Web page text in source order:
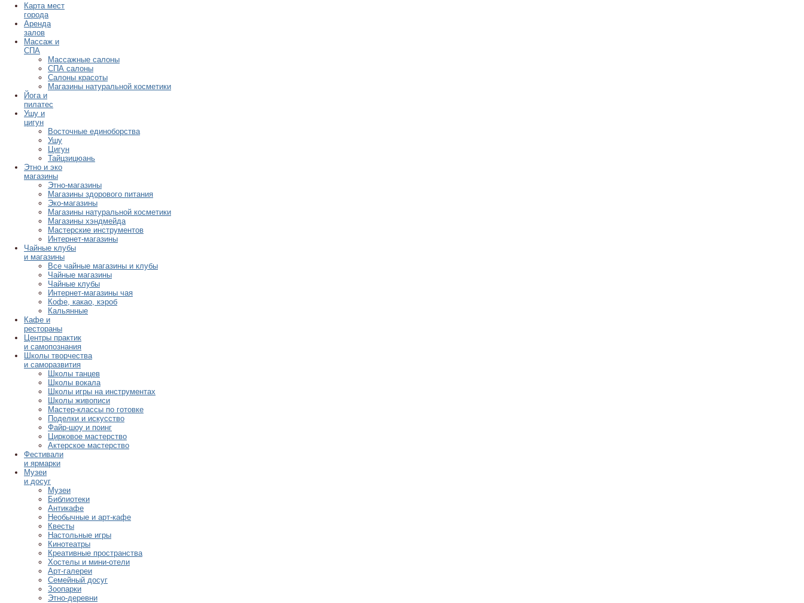
Карта мест
города
Аренда
залов
Массаж и
СПА
Массажные салоны
СПА салоны
Салоны красоты
Магазины натуральной косметики
Йога и
пилатес
Ушу и
цигун
Восточные единоборства
Ушу
Цигун
Тайцзицюань
Этно и эко
магазины
Этно-магазины
Магазины здорового питания
Эко-магазины
Магазины натуральной косметики
Магазины хэндмейда
Мастерские инструментов
Интернет-магазины
Чайные клубы
и магазины
Все чайные магазины и клубы
Чайные магазины
Чайные клубы
Интернет-магазины чая
Кофе, какао, кэроб
Кальянные
Кафе и
рестораны
Центры практик
и самопознания
Школы творчества
и саморазвития
Школы танцев
Школы вокала
Школы игры на инструментах
Школы живописи
Мастер-классы по готовке
Поделки и искусство
Файр-шоу и поинг
Цирковое мастерство
Актерское мастерство
Фестивали
и ярмарки
Музеи
и досуг
Музеи
Библиотеки
Антикафе
Необычные и арт-кафе
Квесты
Настольные игры
Кинотеатры
Креативные пространства
Хостелы и мини-отели
Арт-галереи
Семейный досуг
Зоопарки
Этно-деревни